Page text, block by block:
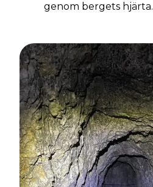
genom bergets hjärta.